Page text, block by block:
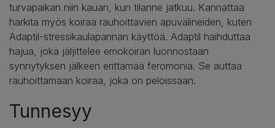
turvapaikan niin kauan, kun tilanne jatkuu. Kannattaa
harkita myös koiraa rauhoittavien apuvälineiden, kuten
Adaptil-stressikaulapannan käyttöä. Adaptil haihduttaa
hajua, joka jäljittelee emokoiran luonnostaan
synnytyksen jälkeen erittämää feromonia. Se auttaa
rauhoittamaan koiraa, joka on peloissaan.
Tunnesyy